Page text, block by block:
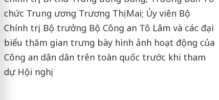
chức Trung ương Trương Thị Mai; Ủy viên Bộ
Chính trị, Bộ trưởng Bộ Công an Tô Lâm và các đại
biểu thăm gian trưng bày hình ảnh hoạt động của
Công an dân dân trên toàn quốc trước khi tham
dự Hội nghị.